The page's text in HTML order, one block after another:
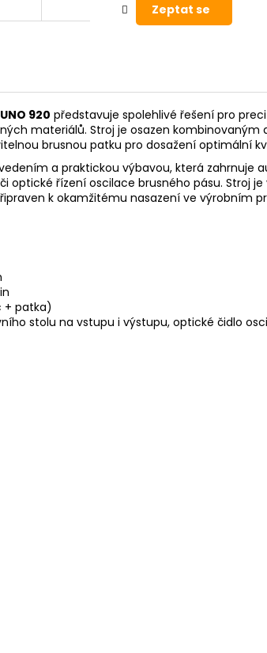
Zeptat se
920 představuje spolehlivé řešení pro
materiálů. Stroj je osazen kombinovaným
brusnou patku pro dosažení optimální
a praktickou výbavou, která zahrnuje
optické řízení oscilace brusného pásu. Stroj je
k okamžitému nasazení ve výrobním
+ patka)
stolu na vstupu i výstupu, optické čidlo